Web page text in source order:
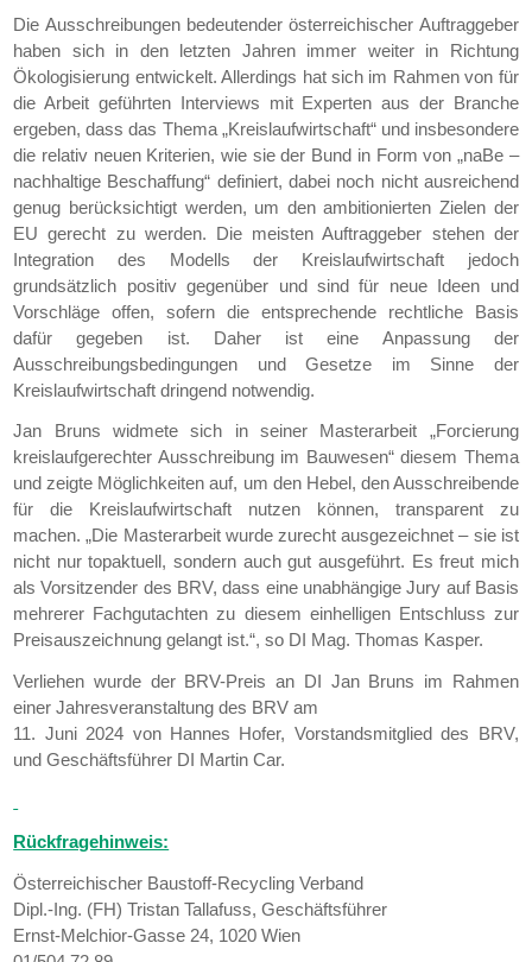
Die Ausschreibungen bedeutender österreichischer Auftraggeber
haben sich in den letzten Jahren immer weiter in Richtung
Ökologisierung entwickelt. Allerdings hat sich im Rahmen von für
die Arbeit geführten Interviews mit Experten aus der Branche
ergeben, dass das Thema „Kreislaufwirtschaft“ und insbesondere
die relativ neuen Kriterien, wie sie der Bund in Form von „naBe –
nachhaltige Beschaffung“ definiert, dabei noch nicht ausreichend
genug berücksichtigt werden, um den ambitionierten Zielen der
EU gerecht zu werden. Die meisten Auftraggeber stehen der
Integration des Modells der Kreislaufwirtschaft jedoch
grundsätzlich positiv gegenüber und sind für neue Ideen und
Vorschläge offen, sofern die entsprechende rechtliche Basis
dafür gegeben ist. Daher ist eine Anpassung der
Ausschreibungsbedingungen und Gesetze im Sinne der
Kreislaufwirtschaft dringend notwendig.
Jan Bruns widmete sich in seiner Masterarbeit „Forcierung
kreislaufgerechter Ausschreibung im Bauwesen“ diesem Thema
und zeigte Möglichkeiten auf, um den Hebel, den Ausschreibende
für die Kreislaufwirtschaft nutzen können, transparent zu
machen. „Die Masterarbeit wurde zurecht ausgezeichnet – sie ist
nicht nur topaktuell, sondern auch gut ausgeführt. Es freut mich
als Vorsitzender des BRV, dass eine unabhängige Jury auf Basis
mehrerer Fachgutachten zu diesem einhelligen Entschluss zur
Preisauszeichnung gelangt ist.“, so DI Mag. Thomas Kasper.
Verliehen wurde der BRV-Preis an DI Jan Bruns im Rahmen
einer Jahresveranstaltung des BRV am
11. Juni 2024 von Hannes Hofer, Vorstandsmitglied des BRV,
und Geschäftsführer DI Martin Car.
Rückfragehinweis:
Österreichischer Baustoff-Recycling Verband
Dipl.-Ing. (FH) Tristan Tallafuss, Geschäftsführer
Ernst-Melchior-Gasse 24, 1020 Wien